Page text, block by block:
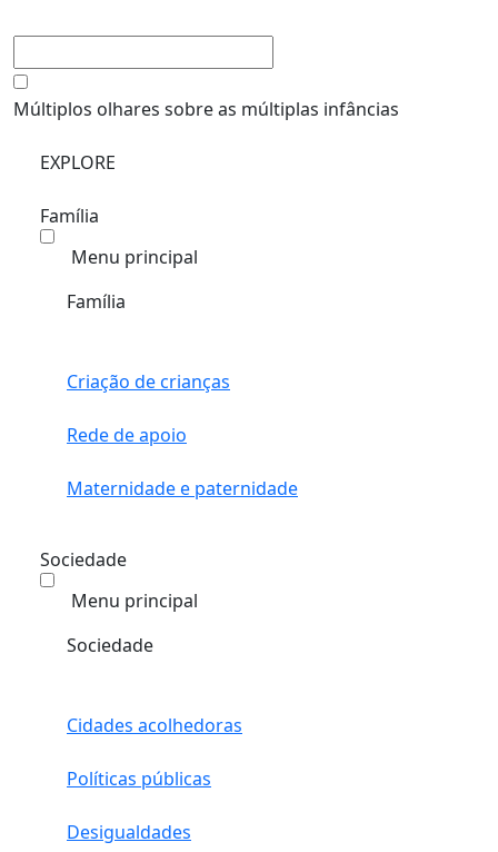
Múltiplos olhares sobre as múltiplas infâncias
EXPLORE
Família
Menu principal
Família
Criação de crianças
Rede de apoio
Maternidade e paternidade
Sociedade
Menu principal
Sociedade
Cidades acolhedoras
Políticas públicas
Desigualdades